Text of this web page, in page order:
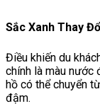
Sắc Xanh Thay
Điều khiến du
chính là màu nước
hồ có thể chuyển
đậm.